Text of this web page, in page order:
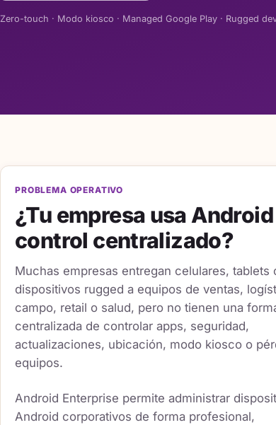
Zero-touch · Modo kiosco · Managed Google Play · Rugged
PROBLEMA OPERATIVO
¿Tu empresa usa
control centralizado?
Muchas empresas entregan celulares, tablets
dispositivos rugged a equipos de ventas,
campo, retail o salud, pero no tienen una
centralizada de controlar apps, seguridad,
actualizaciones, ubicación, modo kiosco o
equipos.
Android Enterprise permite administrar
Android corporativos de forma profesional,